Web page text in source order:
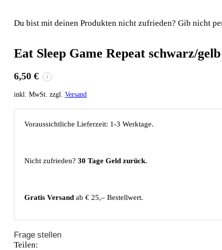
Du bist mit deinen Produkten nicht zufrieden? Gib nicht
Eat Sleep Game Repeat schwarz/
6,50 € i
inkl. MwSt. zzgl. Versand
Voraussichtliche Lieferzeit: 1-3 Werktage.
Nicht zufrieden? 30 Tage Geld zurück.
Gratis Versand ab € 25,– Bestellwert.
Frage stellen
Teilen: